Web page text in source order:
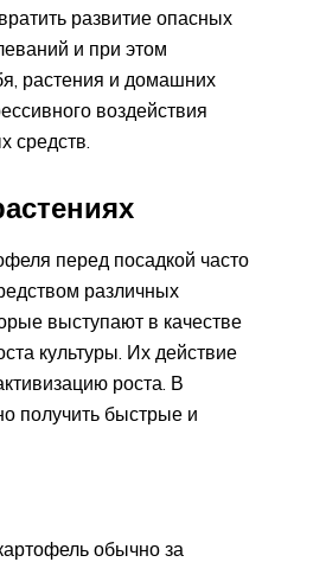
развитие опасных
и при этом
растения и домашних
воздействия
средств.
перед посадкой часто
различных
выступают в качестве
культуры. Их действие
роста. В
получить быстрые и
обычно за